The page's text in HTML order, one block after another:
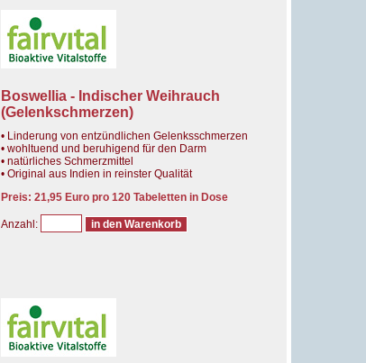
Boswellia - Indischer Weihrauch
(Gelenkschmerzen)
• Linderung von entzündlichen Gelenksschmerzen
• wohltuend und beruhigend für den Darm
• natürliches Schmerzmittel
• Original aus Indien in reinster Qualität
Preis: 21,95 Euro pro 120 Tabeletten in Dose
Anzahl: